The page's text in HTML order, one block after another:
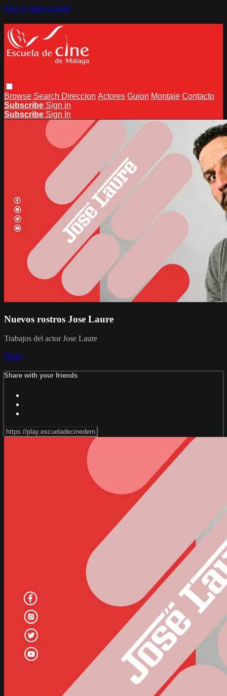
Skip to main content
Browse Search Direccion Actores Guion Montaje Contacto
Subscribe Sign in
Subscribe Sign In
Nuevos rostros Jose Laure
Trabajos del actor Jose Laure
Share
Share with your friends